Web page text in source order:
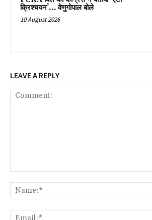
क्रिश्चयन’… वेणुगोपाल बोले
10 August 2026
LEAVE A REPLY